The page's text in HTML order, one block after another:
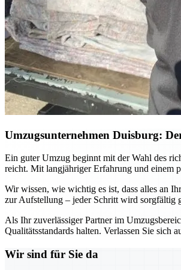
Umzugsunternehmen Duisburg:
Ein guter Umzug beginnt mit der Wahl des
reicht. Mit langjähriger Erfahrung und einem
Wir wissen, wie wichtig es ist, dass alles an
zur Aufstellung – jeder Schritt wird sorgfältig
Als Ihr zuverlässiger Partner im
Qualitätsstandards halten. Verlassen Sie
Wir sind für Sie da